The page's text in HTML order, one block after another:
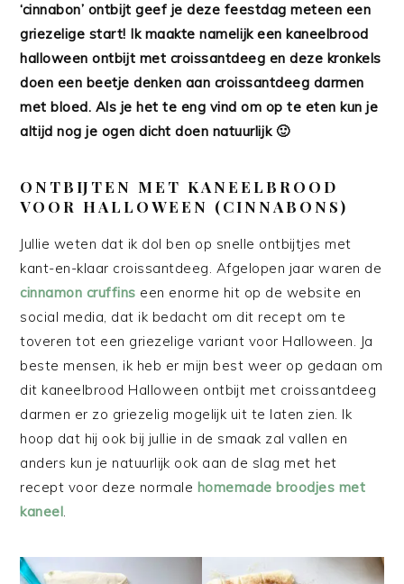
‘cinnabon’ ontbijt geef je deze feestdag meteen een
griezelige start! Ik maakte namelijk een kaneelbrood
halloween ontbijt met croissantdeeg en deze kronkels
doen een beetje denken aan croissantdeeg darmen
met bloed. Als je het te eng vind om op te eten kun je
altijd nog je ogen dicht doen natuurlijk 🙂
ONTBIJTEN MET KANEELBROOD
VOOR HALLOWEEN (CINNABONS)
Jullie weten dat ik dol ben op snelle ontbijtjes met
kant-en-klaar croissantdeeg. Afgelopen jaar waren de
cinnamon cruffins een enorme hit op de website en
social media, dat ik bedacht om dit recept om te
toveren tot een griezelige variant voor Halloween. Ja
beste mensen, ik heb er mijn best weer op gedaan om
dit kaneelbrood Halloween ontbijt met croissantdeeg
darmen er zo griezelig mogelijk uit te laten zien. Ik
hoop dat hij ook bij jullie in de smaak zal vallen en
anders kun je natuurlijk ook aan de slag met het
recept voor deze normale homemade broodjes met
kaneel.